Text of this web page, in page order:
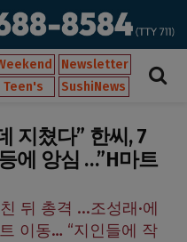
Newsletter
Teen's
SushiNews
지쳤다” 한씨, 7
에 앙심 …”H마트
뒤 총격 ...조성래·에
이동… “지인들에 작